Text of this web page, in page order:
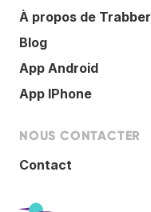
À propos de Trabber
Blog
App Android
App IPhone
NOUS CONTACTER
Contact